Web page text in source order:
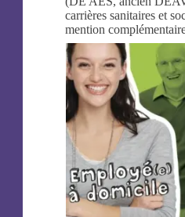
carrières sanitaires et
mention